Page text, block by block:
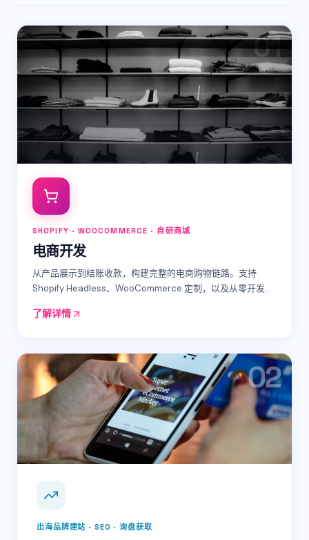
01
SHOPIFY · WOOCOMMERCE · 自研商城
电商开发
从产品展示到结账收款，构建完整的电商购物链路。支持
Shopify Headless、WooCommerce 定制，以及从零开发的
了解详情
02
出海品牌建站 · SEO · 询盘获取